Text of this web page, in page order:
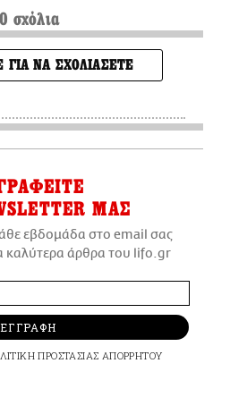
0 σχόλια
ΓΙΑ ΝΑ ΣΧΟΛΙΑΣΕΤΕ
ΜΑΣ
εβδομάδα στο email σας
καλύτερα άρθρα του lifo.gr
ΕΓΓΡΑΦΗ
ΠΡΟΣΤΑΣΙΑΣ ΑΠΟΡΡΗΤΟΥ